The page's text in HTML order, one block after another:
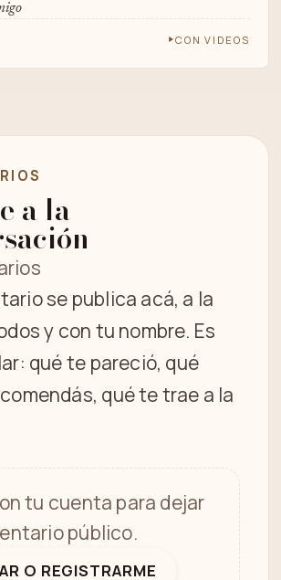
CON VIDEOS
a la
se publica acá, a la
y con tu nombre. Es
qué te pareció, qué
qué te trae a la
tu cuenta para dejar
público.
O REGISTRARME